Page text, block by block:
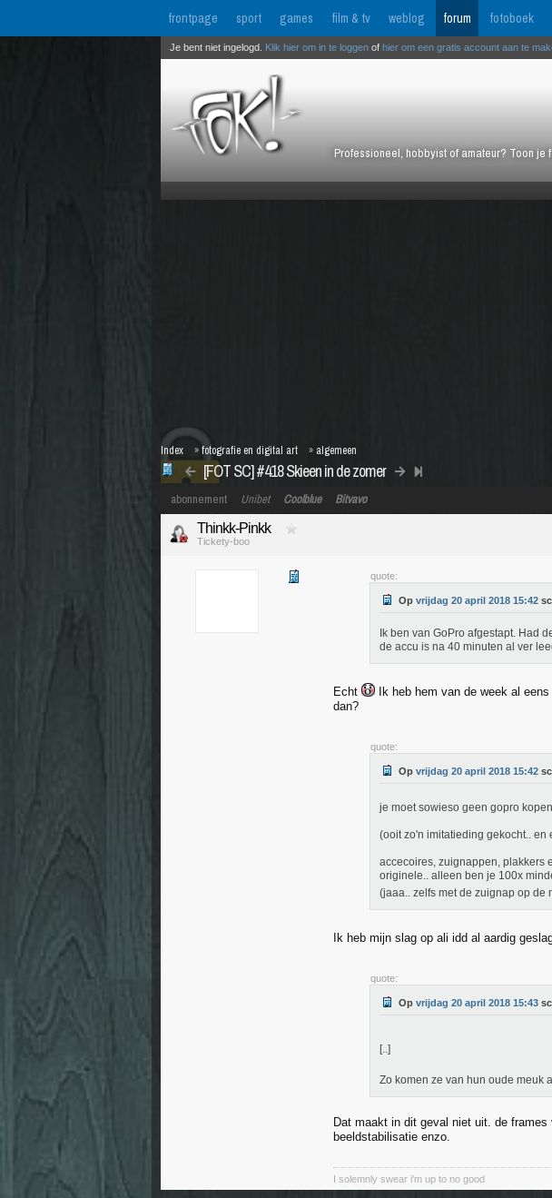
frontpage sport games film & tv weblog forum fotoboek
Professioneel, hobbyist of amateur? Toon
Je bent niet ingelogd. Klik hier om in te loggen of hier om een gratis account aan te
[FOT SC] #418 Skieen in de zomer
Index »fotografie en digital art » algemeen
abonnement Unibet Coolblue Bitvavo
Thinkk-Pinkk
Tickety-boo
quote:
Op vrijdag 20 april 2018 15:42
Ik ben van GoPro afgestapt. Had
de accu is na 40 minuten al ver
Echt
Ik heb hem van de week al
dan?
quote:
Op vrijdag 20 april 2018 15:42
je moet sowieso geen gopro kopen
(ooit zo'n imitatieding gekocht..
accecoires, zuignappen, plakkers
originele.. alleen ben je 100x
(jaaa.. zelfs met de zuignap op de
Ik heb mijn slag op ali idd al aardig
quote:
Op vrijdag 20 april 2018 15:43
[..]
Zo komen ze van hun oude meuk
Dat maakt in dit geval niet uit. de
beeldstabilisatie enzo.
I solemnly swear i'm up to no good